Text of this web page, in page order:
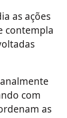
as ações
contempla
com
as